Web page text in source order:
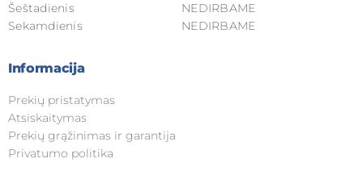
Šeštadienis
Sekamdienis
NEDIRBAME
NEDIRBAME
Informacija
Prekių pristatymas
Atsiskaitymas
Prekių grąžinimas ir garantija
Privatumo politika